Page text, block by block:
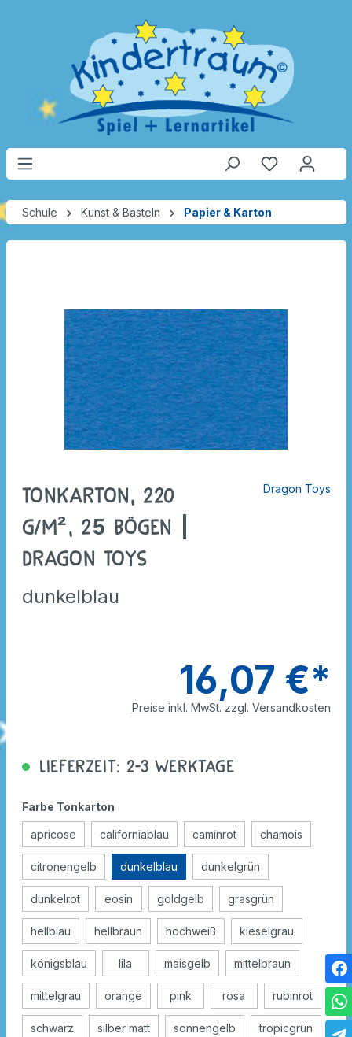
Schule Kunst & Basteln Papier & Karton
Tonkarton, 220
g/m², 25 Bögen |
Dragon Toys
dunkelblau
Dragon Toys
16,07 €*
Preise inkl. MwSt. zzgl. Versandkosten
Lieferzeit: 2-3 Werktage
Farbe Tonkarton
apricose californiablau caminrot chamois
citronengelb dunkelblau dunkelgrün
dunkelrot eosin goldgelb grasgrün
hellblau hellbraun hochweiß kieselgrau
königsblau lila maisgelb mittelbraun
mittelgrau orange pink rosa rubinrot
schwarz silber matt sonnengelb tropicgrün